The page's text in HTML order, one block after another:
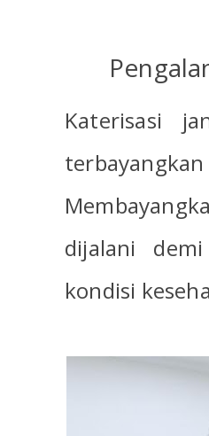
Katerisasi
dijalani
kondisi